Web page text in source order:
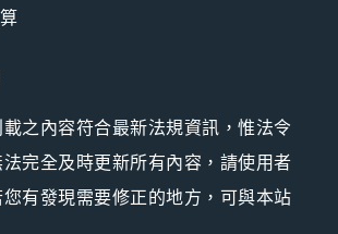
之內容符合最新法規資訊，惟法令
完全及時更新所有內容，請使用者
您有發現需要修正的地方，可與本站